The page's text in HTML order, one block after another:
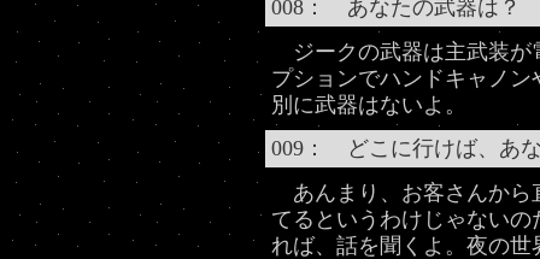
008： あなたの武器は？
ジークの武器は主武装が
プションでハンドキャノ
別に武器はないよ。
009： どこに行けば、あ
あんまり、お客さんから
てるというわけじゃない
れば、話を聞くよ。夜の